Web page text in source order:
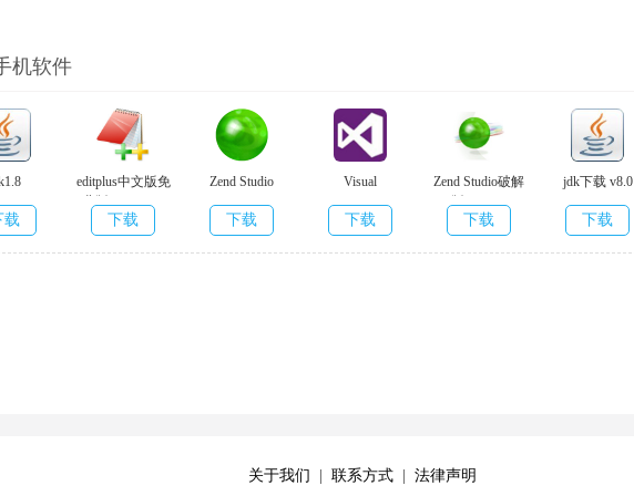
作上。
航条至另一个，从一个方法至其申明或者操作方法甚至可以翻过类的等级。若客户学
机软件
载
editplus中文版免
费版 v5.4.3571
破解版
下载
Zend Studio
v13.6.1
下载
Visual
Studio2019
v16.10
下载
Zend Studio破解
版 v13.6.1
下载
jdk下载 v8.0
下载
关于我们 联系方式 法律声明